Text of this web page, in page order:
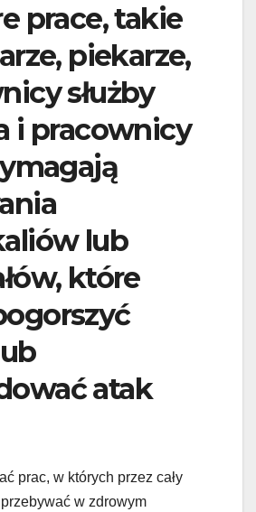
prace, takie
piekarze,
służby
i pracownicy
lub
które
atak
prac, w których przez cały
w zdrowym